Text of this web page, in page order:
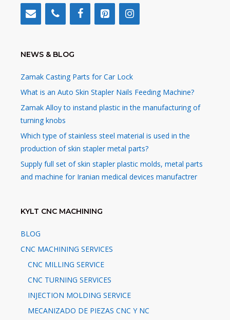
NEWS & BLOG
Zamak Casting Parts for Car Lock
What is an Auto Skin Stapler Nails Feeding Machine?
Zamak Alloy to instand plastic in the manufacturing of
turning knobs
Which type of stainless steel material is used in the
production of skin stapler metal parts?
Supply full set of skin stapler plastic molds, metal parts
and machine for Iranian medical devices manufactrer
KYLT CNC MACHINING
BLOG
CNC MACHINING SERVICES
CNC MILLING SERVICE
CNC TURNING SERVICES
INJECTION MOLDING SERVICE
MECANIZADO DE PIEZAS CNC Y NC